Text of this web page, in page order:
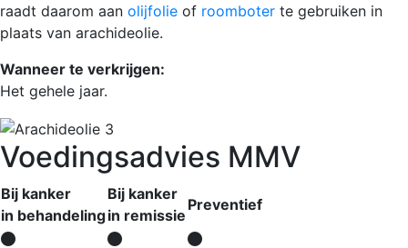
raadt daarom aan olijfolie of roomboter te gebruiken in
plaats van arachideolie.
Wanneer te verkrijgen:
Het gehele jaar.
Voedingsadvies MMV
Bij kanker
in behandeling
Bij kanker
in remissie
Preventief